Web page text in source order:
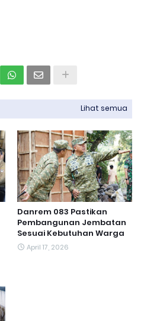
Lihat semua
Danrem 083 Pastikan
Pembangunan Jembatan
Sesuai Kebutuhan Warga
April 17, 2026